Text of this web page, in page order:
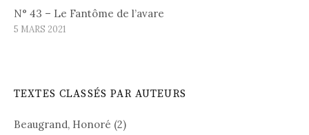
s
N° 43 – Le Fantôme de l’avare
5 MARS 2021
TEXTES CLASSÉS PAR AUTEURS
Beaugrand, Honoré (2)